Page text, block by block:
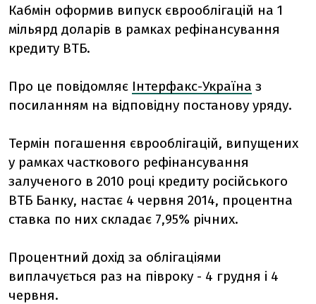
Кабмін оформив випуск єврооблігацій на 1
мільярд доларів в рамках рефінансування
кредиту ВТБ.
Про це повідомляє Інтерфакс-Україна з
посиланням на відповідну постанову уряду.
Термін погашення єврооблігацій, випущених
у рамках часткового рефінансування
залученого в 2010 році кредиту російського
ВТБ Банку, настає 4 червня 2014, процентна
ставка по них складає 7,95% річних.
Процентний дохід за облігаціями
виплачується раз на півроку - 4 грудня і 4
червня.